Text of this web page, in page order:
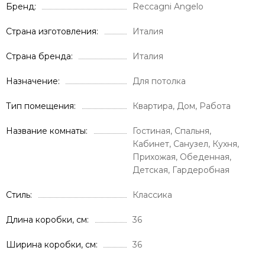
Бренд Reccagni Angelo
Страна изготовления Италия
Страна бренда Италия
Назначение Для потолка
Тип помещения Квартира, Дом, Работа
Название комнаты
Гостиная, Спальня,
Кабинет, Санузел, Кухня,
Прихожая, Обеденная,
Детская, Гардеробная
Стиль Классика
Длина коробки, см 36
Ширина коробки, см 36